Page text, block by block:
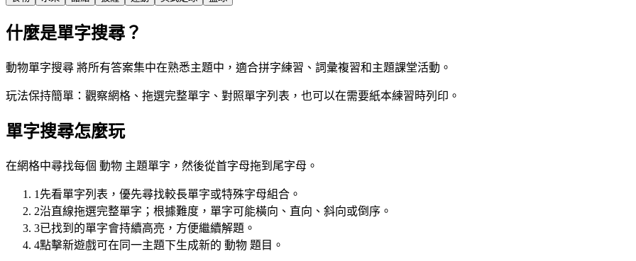
什麼是單字搜尋？
動物單字搜尋 將所有答案集中在熟悉主題中，適合拼字練習、詞彙複習和主題課堂活動。
玩法保持簡單：觀察網格、拖選完整單字、對照單字列表，也可以在需要紙本練習時列印。
單字搜尋怎麼玩
在網格中尋找每個 動物 主題單字，然後從首字母拖到尾字母。
1 先看單字列表，優先尋找較長單字或特殊字母組合。
2沿直線拖選完整單字；根據難度，單字可能橫向、直向、斜向或倒序。
3已找到的單字會持續高亮，方便繼續解題。
4點擊新遊戲可在同一主題下生成新的 動物 題目。